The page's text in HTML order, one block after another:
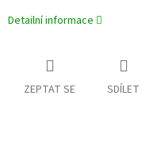
Detailní informace
ZEPTAT SE SDÍLET